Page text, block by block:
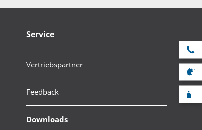
Service
Vertriebspartner
Feedback
Downloads